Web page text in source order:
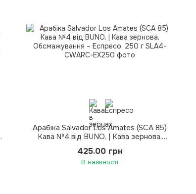
Арабіка Salvador Los Amates (SCA 85)
Кава №4 від BUNO. | Кава зернова,
425.00 грн
В наявності